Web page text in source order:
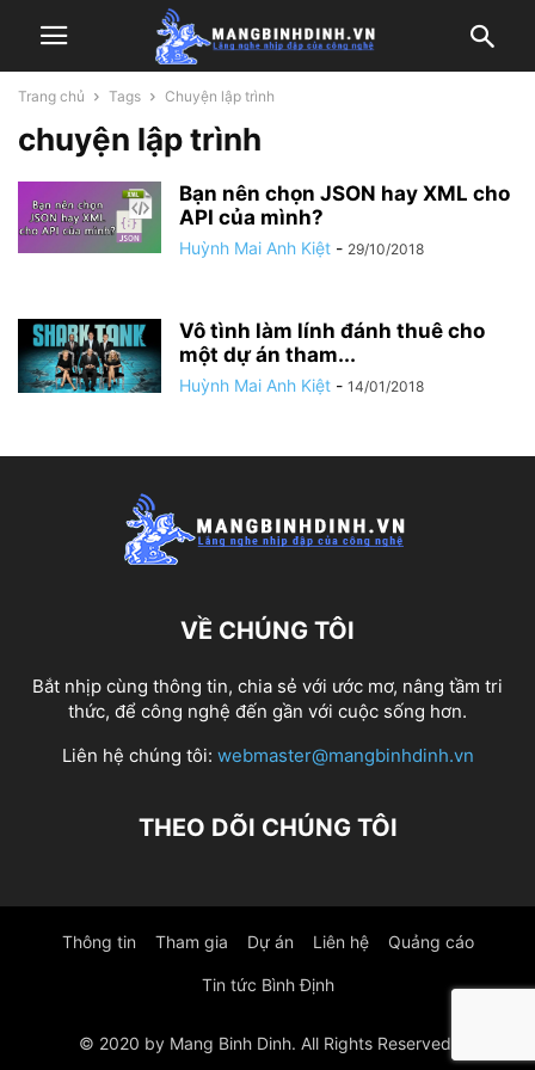
Trang chủ Tags Chuyện lập trình
chuyện lập trình
Bạn nên chọn JSON hay XML cho
API của mình?
Huỳnh Mai Anh Kiệt - 29/10/2018
Vô tình làm lính đánh thuê cho
một dự án tham...
Huỳnh Mai Anh Kiệt - 14/01/2018
VỀ CHÚNG TÔI
Bắt nhịp cùng thông tin, chia sẻ với ước mơ, nâng tầm tri
thức, để công nghệ đến gần với cuộc sống hơn.
Liên hệ chúng tôi: webmaster@mangbinhdinh.vn
THEO DÕI CHÚNG TÔI
Thông tin Tham gia Dự án Liên hệ Quảng cáo
Tin tức Bình Định
© 2020 by Mang Binh Dinh. All Rights Reserved.